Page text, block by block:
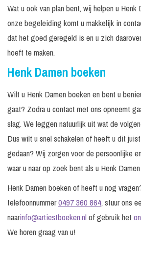
Wat u ook van plan bent, wij helpen u Henk
onze begeleiding komt u makkelijk in
dat het goed geregeld is en u zich
hoeft te maken.
Henk Damen boeken
Wilt u Henk Damen boeken en bent u
gaat? Zodra u contact met ons opneemt
slag. We leggen natuurlijk uit wat de
Dus wilt u snel schakelen of heeft u dit
gedaan? Wij zorgen voor de persoonlijke
waar u naar op zoek bent als u Henk
Henk Damen boeken of heeft u nog
telefoonnummer0497 360 864, stuur ons
naarinfo@artiestboeken.nlof gebruik het
We horen graag van u!